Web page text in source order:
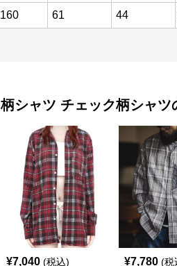
160 61 44
柄シャツ チェック柄シャツ
¥7,040 (税込) ¥7,780 (税